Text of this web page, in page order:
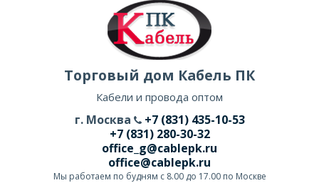
Торговый дом Кабель ПК
Кабели и провода оптом
г. Москва
+7 (831) 435-10-53
+7 (831) 280-30-32
office_g@cablepk.ru
office@cablepk.ru
Мы работаем по будням с 8.00 до 17.00 по Москве